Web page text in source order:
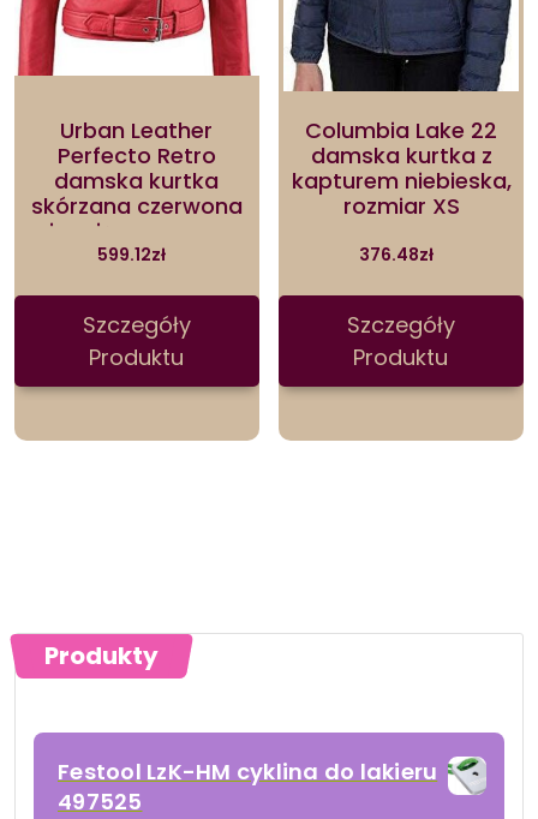
Urban Leather
Perfecto Retro
damska kurtka
skórzana czerwona
jagnięca nappa,
czerwona, rozmiar S –
599.12zł
Szczegóły
Produktu
Columbia Lake 22
damska kurtka z
kapturem niebieska,
rozmiar XS
376.48zł
Szczegóły
Produktu
Produkty
Festool LzK-HM cyklina do lakieru
497525